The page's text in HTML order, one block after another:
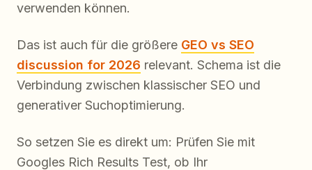
verwenden können.
Das ist auch für die größere GEO vs SEO
discussion for 2026 relevant. Schema ist die
Verbindung zwischen klassischer SEO und
generativer Suchoptimierung.
So setzen Sie es direkt um: Prüfen Sie mit
Googles Rich Results Test, ob Ihr